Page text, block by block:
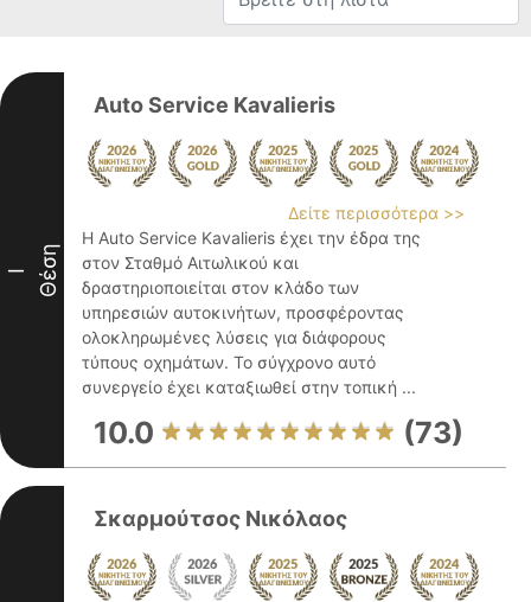
I Θέση
Auto Service Kavalieris
Δείτε περισσότερα >>
Η Auto Service Kavalieris έχει την έδρα της
στον Σταθμό Αιτωλικού και
δραστηριοποιείται στον κλάδο των
υπηρεσιών αυτοκινήτων, προσφέροντας
ολοκληρωμένες λύσεις για διάφορους
τύπους οχημάτων. Το σύγχρονο αυτό
συνεργείο έχει καταξιωθεί στην τοπική ...
10.0 (73)
Σκαρμούτσος Νικόλαος